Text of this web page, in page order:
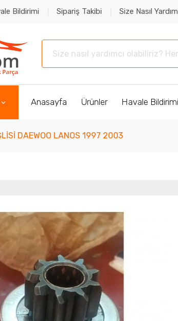
Bildirimi Sipariş Takibi Size Nasıl
Anasayfa Ürünler Havale Bildirimi
DAEWOO LANOS 1997 2003